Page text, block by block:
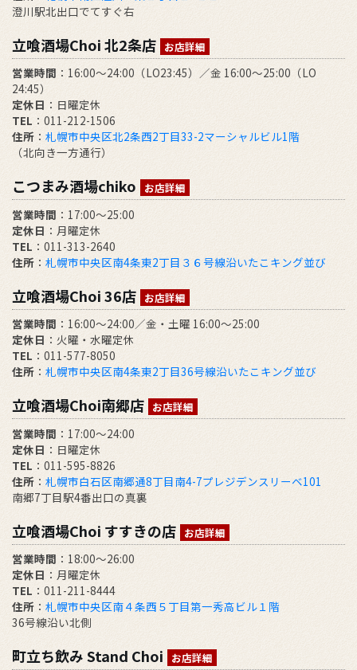
澄川駅北出口でてすぐ右
立喰酒場Choi 北2条店 お店詳細
営業時間 ：16:00～24:00（LO23:45）／金 16:00～25:00（LO
24:45）
定休日 ：日曜定休
TEL ：011-212-1506
住所 ： 札幌市中央区北2条西2丁目33-2マーシャルビル1階
（北向き一方通行）
こつまみ酒場chiko お店詳細
営業時間 ：17:00～25:00
定休日 ：月曜定休
TEL ：011-313-2640
住所 ： 札幌市中央区南4条東2丁目３６号線沿いたこキング並び
立喰酒場Choi 36店 お店詳細
営業時間 ：16:00～24:00／金・土曜 16:00～25:00
定休日 ：火曜・水曜定休
TEL ：011-577-8050
住所 ： 札幌市中央区南4条東2丁目36号線沿いたこキング並び
立喰酒場Choi南郷店 お店詳細
営業時間 ：17:00～24:00
定休日 ：日曜定休
TEL ：011-595-8826
住所 ： 札幌市白石区南郷通8丁目南4-7プレジデンスリーベ101
南郷7丁目駅4番出口の真裏
立喰酒場Choi すすきの店 お店詳細
営業時間 ：18:00～26:00
定休日 ：月曜定休
TEL ：011-211-8444
住所 ： 札幌市中央区南４条西５丁目第一秀高ビル１階
36号線沿い北側
町立ち飲み Stand Choi お店詳細